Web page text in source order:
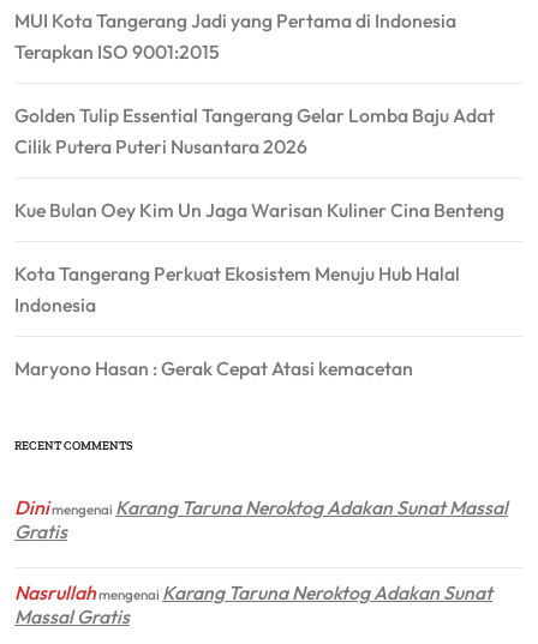
MUI Kota Tangerang Jadi yang Pertama di Indonesia
Terapkan ISO 9001:2015
Golden Tulip Essential Tangerang Gelar Lomba Baju Adat
Cilik Putera Puteri Nusantara 2026
Kue Bulan Oey Kim Un Jaga Warisan Kuliner Cina Benteng
Kota Tangerang Perkuat Ekosistem Menuju Hub Halal
Indonesia
Maryono Hasan : Gerak Cepat Atasi kemacetan
RECENT COMMENTS
Dinimengenai Karang Taruna Neroktog Adakan Sunat Massal
Gratis
Nasrullahmengenai Karang Taruna Neroktog Adakan Sunat
Massal Gratis